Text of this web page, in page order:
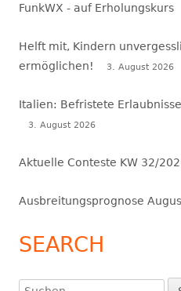
FunkWX - auf Erholungskurs
Helft mit, Kindern
ermöglichen!
3. August 2026
Italien: Befristete
3. August 2026
Aktuelle Conteste KW 32/
Ausbreitungsprognose
SEARCH
Suchen